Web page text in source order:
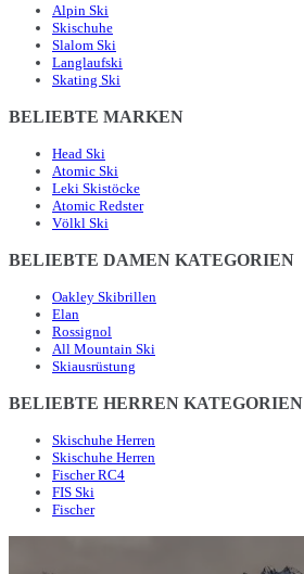
Alpin Ski
Skischuhe
Slalom Ski
Langlaufski
Skating Ski
BELIEBTE MARKEN
Head Ski
Atomic Ski
Leki Skistöcke
Atomic Redster
Völkl Ski
BELIEBTE DAMEN KATEGORIEN
Oakley Skibrillen
Elan
Rossignol
All Mountain Ski
Skiausrüstung
BELIEBTE HERREN KATEGORIEN
Skischuhe Herren
Skischuhe Herren
Fischer RC4
FIS Ski
Fischer